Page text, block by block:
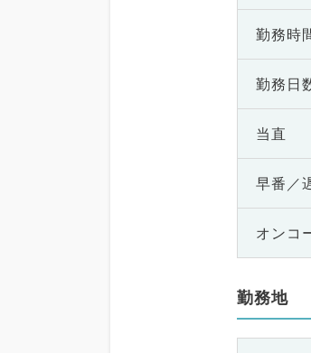
勤務時
勤務日
当直
早番／
オンコ
勤務地